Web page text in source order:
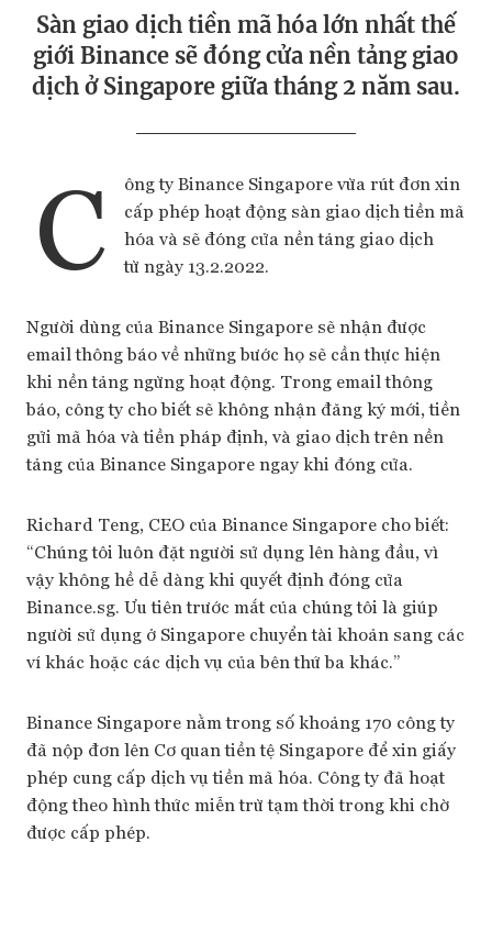
Sàn giao dịch tiền mã hóa lớn nhất thế
giới Binance sẽ đóng cửa nền tảng giao
dịch ở Singapore giữa tháng 2 năm sau.
C
ông ty Binance Singapore vừa rút đơn xin
cấp phép hoạt động sàn giao dịch tiền mã
hóa và sẽ đóng cửa nền tảng giao dịch
từ ngày 13.2.2022.
Người dùng của Binance Singapore sẽ nhận được
email thông báo về những bước họ sẽ cần thực hiện
khi nền tảng ngừng hoạt động. Trong email thông
báo, công ty cho biết sẽ không nhận đăng ký mới, tiền
gửi mã hóa và tiền pháp định, và giao dịch trên nền
tảng của Binance Singapore ngay khi đóng cửa.
Richard Teng, CEO của Binance Singapore cho biết:
“Chúng tôi luôn đặt người sử dụng lên hàng đầu, vì
vậy không hề dễ dàng khi quyết định đóng cửa
Binance.sg. Ưu tiên trước mắt của chúng tôi là giúp
người sử dụng ở Singapore chuyển tài khoản sang các
ví khác hoặc các dịch vụ của bên thứ ba khác.”
Binance Singapore nằm trong số khoảng 170 công ty
đã nộp đơn lên Cơ quan tiền tệ Singapore để xin giấy
phép cung cấp dịch vụ tiền mã hóa. Công ty đã hoạt
động theo hình thức miễn trừ tạm thời trong khi chờ
được cấp phép.